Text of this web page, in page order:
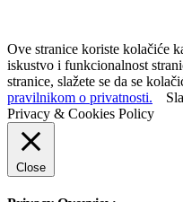
Ove stranice koriste kolačiće
iskustvo i funkcionalnost
stranice, slažete se da se
pravilnikom o privatnosti.
Privacy & Cookies Policy
Close